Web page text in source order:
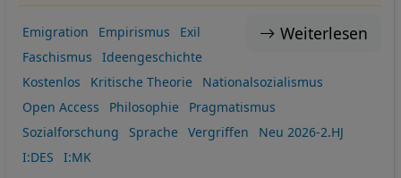
Weiterlesen
Emigration Empirismus
Exil
Faschismus
Ideengeschichte
Kostenlos
Kritische Theorie
Nationalsozialismus
Open Access
Philosophie
Pragmatismus
Sozialforschung
Sprache Vergriffen
Neu 2026-2.HJ
I:DES
I:MK